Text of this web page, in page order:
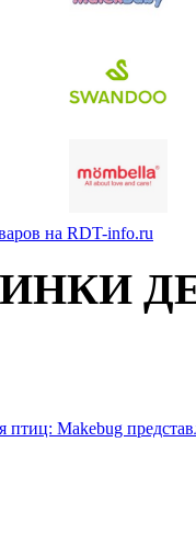
на RDT-info.ru
птиц: Makebug